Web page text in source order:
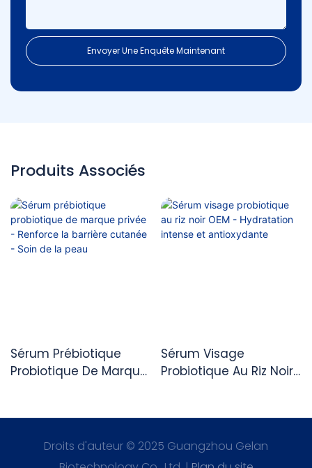
Envoyer Une Enquête Maintenant
Produits Associés
Sérum Prébiotique
Probiotique De Marque
Soin De La Peau
Sérum Visage
Probiotique Au Riz Noir
Antioxydante
Droits d'auteur © 2025 Guangzhou Gelan